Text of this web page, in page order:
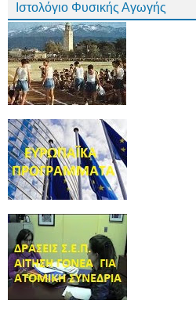
Ιστολόγιο Φυσικής Αγωγής